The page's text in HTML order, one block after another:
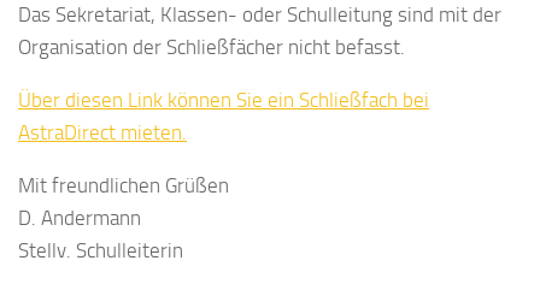
Das Sekretariat, Klassen- oder Schulleitung sind mit der
Organisation der Schließfächer nicht befasst.
Über diesen Link können Sie ein Schließfach bei
AstraDirect mieten.
Mit freundlichen Grüßen
D. Andermann
Stellv. Schulleiterin